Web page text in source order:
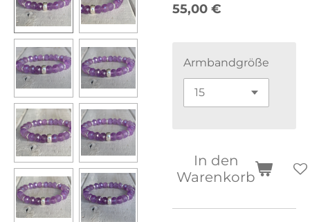
55,00 €
Armbandgröße
In den
Warenkorb